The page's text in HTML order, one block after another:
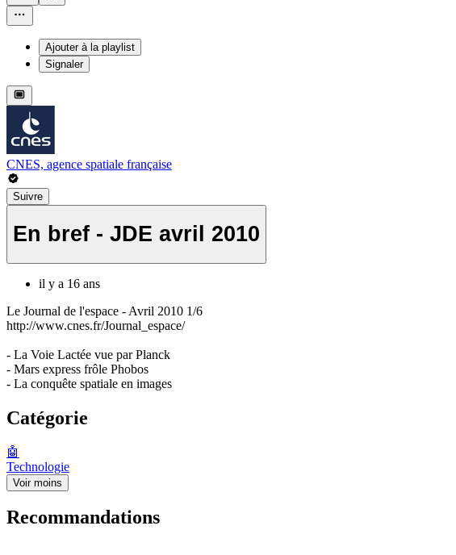
Ajouter à la playlist
Signaler
CNES, agence spatiale française
Suivre
En bref - JDE avril 2010
il y a 16 ans
Le Journal de l'espace - Avril 2010 1/6
http://www.cnes.fr/Journal_espace/
- La Voie Lactée vue par Planck
- Mars express frôle Phobos
- La conquête spatiale en images
Catégorie
🤖
Technologie
Voir moins
Recommandations